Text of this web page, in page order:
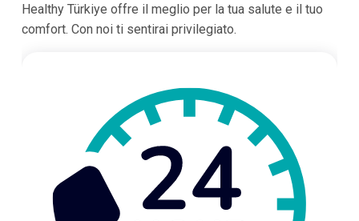
Healthy Türkiye offre il meglio per la tua salute e il tuo
comfort. Con noi ti sentirai privilegiato.